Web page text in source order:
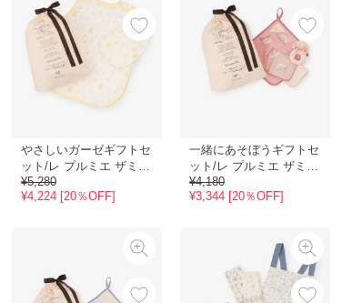
やさしいガーゼギフトセ
ット/レ プルミエ ザミ/
オンラインストア限定
¥5,280
¥4,224 [20％OFF]
一緒にあそぼうギフトセ
ット/レ プルミエ ザミ/
オンラインストア限定
¥4,180
¥3,344 [20％OFF]